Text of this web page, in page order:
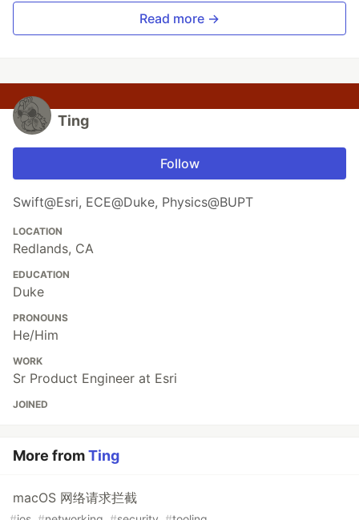
Read more →
Ting
Follow
Swift@Esri, ECE@Duke, Physics@BUPT
LOCATION
Redlands, CA
EDUCATION
Duke
PRONOUNS
He/Him
WORK
Sr Product Engineer at Esri
JOINED
More fromTing
macOS 网络请求拦截